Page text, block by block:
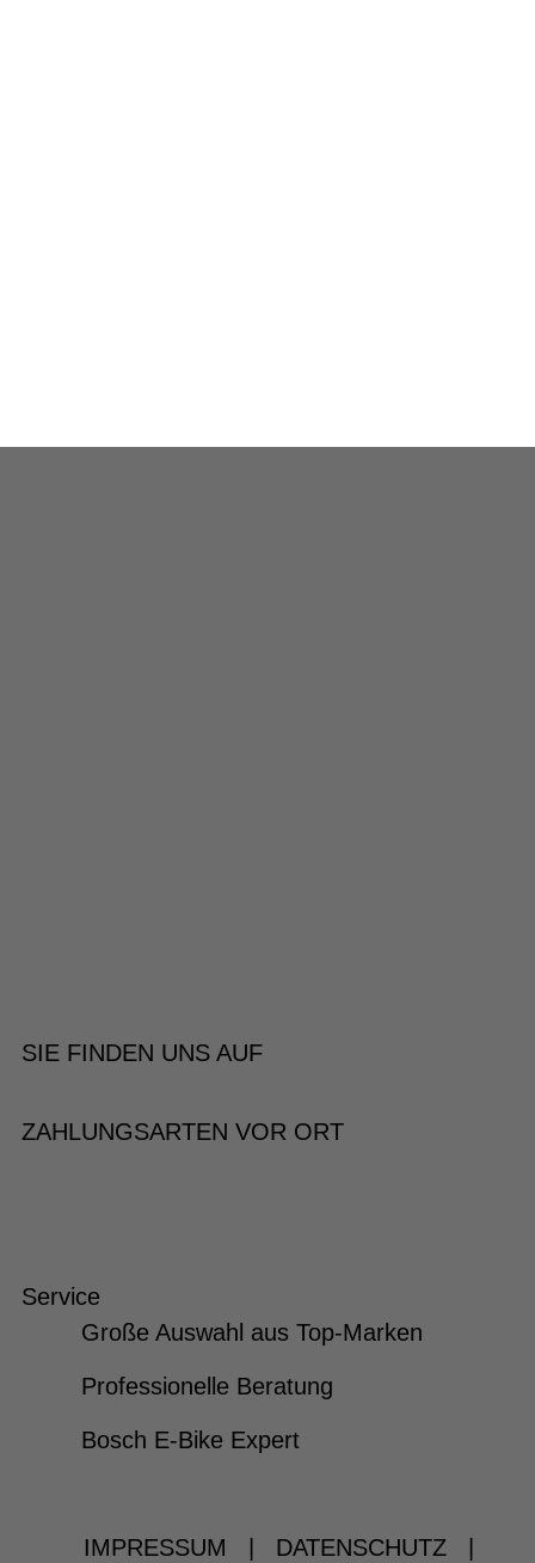
SIE FINDEN UNS AUF
ZAHLUNGSARTEN VOR ORT
Service
Große Auswahl aus Top-Marken
Professionelle Beratung
Bosch E-Bike Expert
IMPRESSUM DATENSCHUTZ